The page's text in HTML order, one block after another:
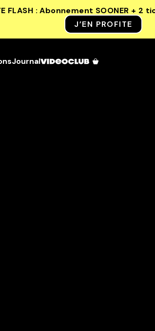
FLASH : Abonnement SOONER + 2
J’EN PROFITE
Journal